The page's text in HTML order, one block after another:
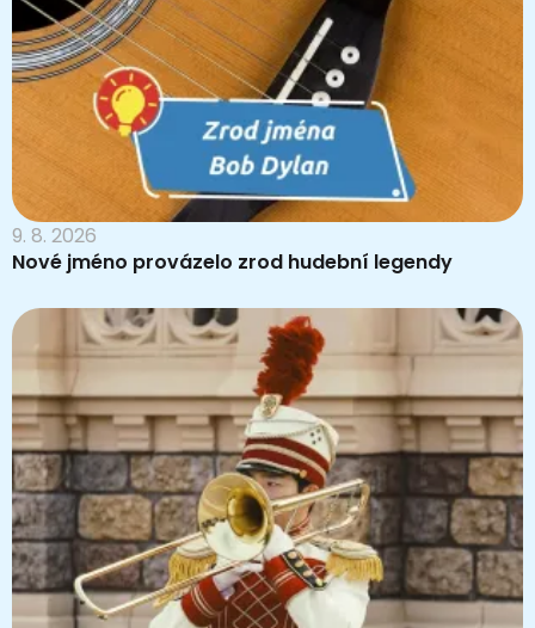
9. 8. 2026
Nové jméno provázelo zrod hudební legendy